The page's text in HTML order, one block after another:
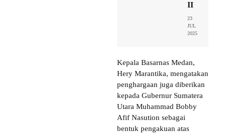
II
23
JUL
2025
Kepala Basarnas Medan,
Hery Marantika, mengatakan
penghargaan juga diberikan
kepada Gubernur Sumatera
Utara Muhammad Bobby
Afif Nasution sebagai
bentuk pengakuan atas